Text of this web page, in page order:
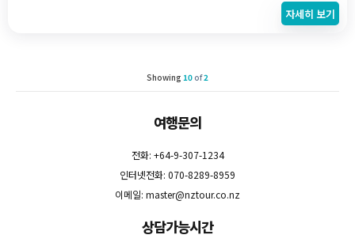
자세히 보기
Showing 10 of2
여행문의
전화: +64-9-307-1234
인터넷전화: 070-8289-8959
이메일: master@nztour.co.nz
상담가능시간